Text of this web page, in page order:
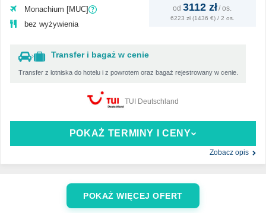
Monachium [MUC]
bez wyżywienia
Transfer i bagaż w cenie
Transfer z lotniska do hotelu i z powrotem oraz bagaż rejestrowany w cenie.
od 3112 zł/ os.
6223 zł (1436 €) / 2 os.
POKAŻ TERMINY I CENY
Zobacz opis
TUI Deutschland
POKAŻ WIĘCEJ OFERT